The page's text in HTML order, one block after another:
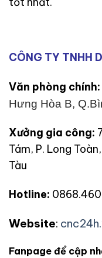
CÔNG TY TNHH
Văn phòng chính:
Hưng Hòa B,
Xưởng gia công:
Tám, P. Long
Tàu
Hotline:
Website:
Fanpage để cập